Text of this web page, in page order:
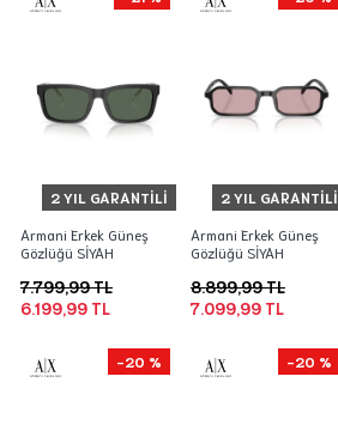
2 YIL GARANTILI
Armani Erkek Güneş
Gözlüğü SİYAH
6.199,99 TL
7.799,99 TL
2 YIL GARANTILI
Armani Erkek Güneş
Gözlüğü SİYAH
7.099,99 TL
8.899,99 TL
-20 % -20 %